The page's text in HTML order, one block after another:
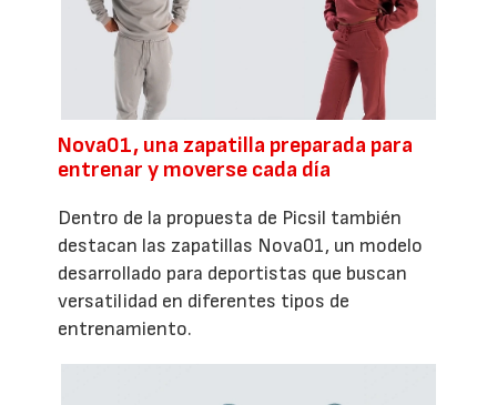
Nova01, una zapatilla preparada para
entrenar y moverse cada día
Dentro de la propuesta de Picsil también
destacan las zapatillas Nova01, un modelo
desarrollado para deportistas que buscan
versatilidad en diferentes tipos de
entrenamiento.